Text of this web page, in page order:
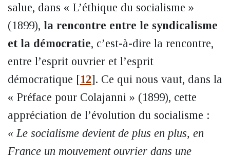
salue, dans « L’éthique du socialisme »
(1899), la rencontre entre le syndicalisme
et la démocratie, c’est-à-dire la rencontre,
entre l’esprit ouvrier et l’esprit
démocratique [12]. Ce qui nous vaut, dans la
« Préface pour Colajanni » (1899), cette
appréciation de l’évolution du socialisme :
« Le socialisme devient de plus en plus, en
France un mouvement ouvrier dans une